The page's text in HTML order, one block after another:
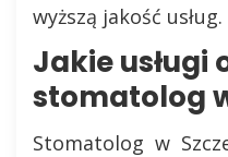
wyższą jakość usług.
Jakie usługi
stomatolog
Stomatolog w